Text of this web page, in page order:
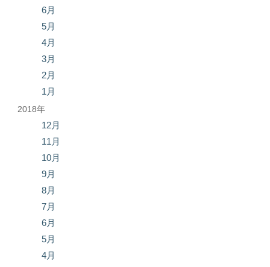
6月
5月
4月
3月
2月
1月
2018年
12月
11月
10月
9月
8月
7月
6月
5月
4月